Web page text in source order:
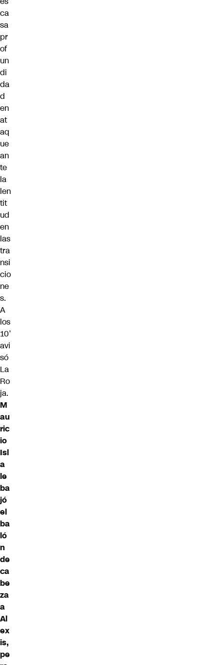
ca
sa
pr
of
un
di
da
d
en
at
aq
ue
an
te
la
len
tit
ud
en
las
tra
nsi
cio
ne
s.
A
los
10’
avi
só
La
Ro
ja.
M
au
ric
io
Isl
a
le
ba
jó
el
ba
ló
n
de
ca
be
za
a
Al
ex
is,
pe